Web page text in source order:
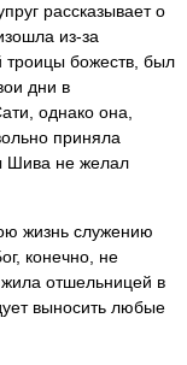
рассказывает о
из-за
троицы божеств, был
дни в
однако она,
приняла
Шива не желал
жизнь служению
конечно, не
отшельницей в
выносить любые